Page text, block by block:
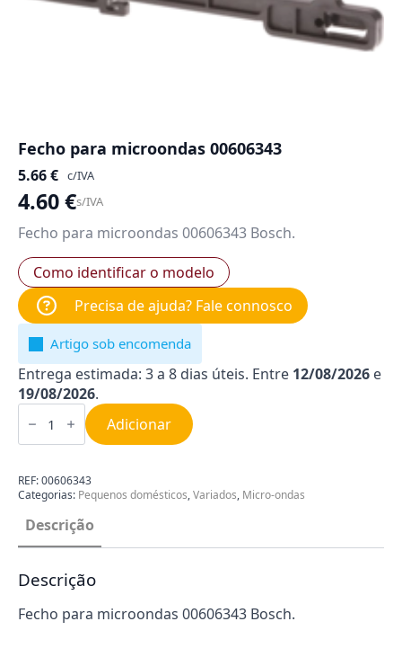
Fecho para microondas 00606343
5.66€ c/IVA
4.60€s/IVA
Fecho para microondas 00606343 Bosch.
Como identificar o modelo
Precisa de ajuda? Fale connosco
Artigo sob encomenda
Entrega estimada: 3 a 8 dias úteis. Entre 12/08/2026 e
19/08/2026.
Quantidade
de
para
00606343
Adicionar
REF:00606343
Categorias: Pequenos domésticos,Variados, Micro-ondas
Descrição
Descrição
Fecho para microondas 00606343 Bosch.